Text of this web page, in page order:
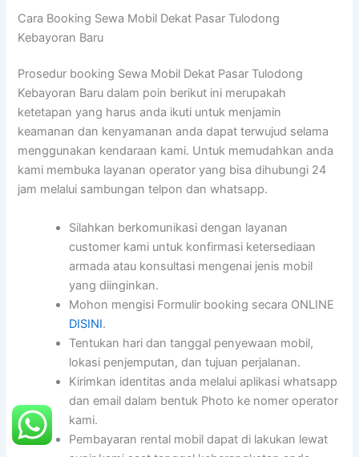
Cara Booking Sewa Mobil Dekat Pasar Tulodong
Kebayoran Baru
Prosedur booking Sewa Mobil Dekat Pasar Tulodong
Kebayoran Baru dalam poin berikut ini merupakah
ketetapan yang harus anda ikuti untuk menjamin
keamanan dan kenyamanan anda dapat terwujud selama
menggunakan kendaraan kami. Untuk memudahkan anda
kami membuka layanan operator yang bisa dihubungi 24
jam melalui sambungan telpon dan whatsapp.
Silahkan berkomunikasi dengan layanan
customer kami untuk konfirmasi ketersediaan
armada atau konsultasi mengenai jenis mobil
yang diinginkan.
Mohon mengisi Formulir booking secara ONLINE
DISINI.
Tentukan hari dan tanggal penyewaan mobil,
lokasi penjemputan, dan tujuan perjalanan.
Kirimkan identitas anda melalui aplikasi whatsapp
dan email dalam bentuk Photo ke nomer operator
kami.
Pembayaran rental mobil dapat di lakukan lewat